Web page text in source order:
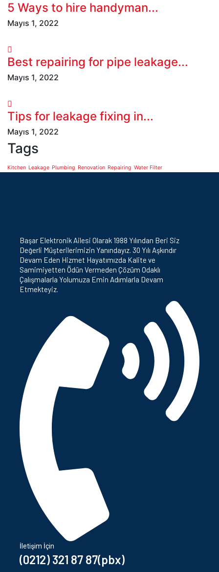
5 Ways to hire handyman...
Mayıs 1, 2022
Best repairing for pipe leakage...
Mayıs 1, 2022
Tips for leakage fixing in...
Mayıs 1, 2022
Tags
Kitchen Leakage Plumbing Renovation Repairing Water Filter
Başar Elektronik Ailesi Olarak 1988 Yılından Beri Siz
Değerli Müşterilerimizin Yanındayız. 30 Yılı Aşkındır
Devam Eden Hizmet Hayatımızda Kalite ve
Samimiyetten Ödün Vermeden Çözüm Odaklı
Çalışmalarla Yolumuza Emin Adımlarla Devam
Etmekteyiz.
İletişim İçin
(0212) 321 87 87(pbx)